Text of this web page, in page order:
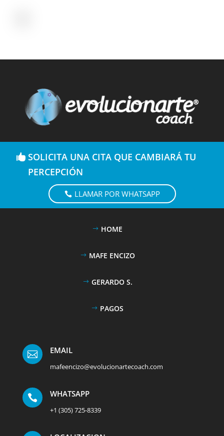
SOLICITA UNA CITA QUE CAMBIARÁ TU
PERCEPCIÓN
LLAMAR POR WHATSAPP
HOME
MAFE ENCIZO
GERARDO S.
PAGOS
 EMAIL
mafeencizo@evolucionartecoach.com
 WHATSAPP
+1 (305) 725-8339